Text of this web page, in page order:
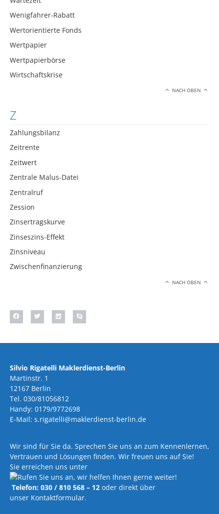
Wenigfahrer-Rabatt
Wertorientierte Fonds
Wertpapier
Wertpapierbörse
Wirtschaftskrise
NACH OBEN
Z
Zahlungsbilanz
Zeitrente
Zeitwert
Zentrale Malus-Datei
Zentralruf
Zession
Zinsertragskurve
Zinseszins-Effekt
Zinsniveau
Zwischenfinanzierung
NACH OBEN
Silvio Rigatelli Maklerdienst-Berlin
Martinstr. 1
12167 Berlin
Tel. 030/81056812
Handy: 0179/9772698
E-Mail: s.rigatelli@maklerdienst-berlin.de
Wir sind für Sie da. Sprechen Sie uns an zum Kennenlernen,
Vertrauen und Lösungen finden. Wir freuen uns auf Sie!
Sie erreichen uns unter
Telefon: 030 / 810 568 – 12 oder direkt über
unser Kontaktformular.